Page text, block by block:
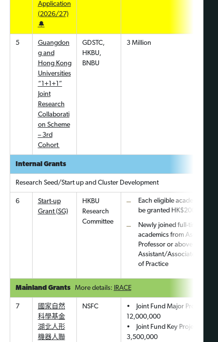
Application
(2026/27)
🔔
5
Guangdon
g and
Hong Kong
Universities
“1+1+1”
Joint
Research
Collaborati
on Scheme
– 3rd
Cohort
GDSTC,
HKBU,
BNBU
3 Million
Internal Grants
Research Seed/Start up and Cluster Development
6
Start-up
Grant (SG)
HKBU
Research
Committee
Each eligible academic
be granted HK$200,000
Newly joined full-time
academics from Assistant
Professor or above,
Assistant/Associate/
of Practice
Mainland Grants More details: IRACE
7
國家自然
科學基金
湖北人形
機器人聯
NSFC
• Joint Fund Major Project :
12,000,000
• Joint Fund Key Project: RMB
3,500,000